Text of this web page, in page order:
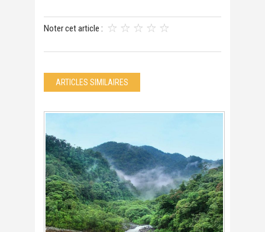
Noter cet article :
ARTICLES SIMILAIRES